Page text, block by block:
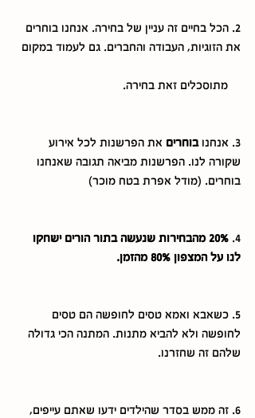
2. הכל בחיים זה עניין של בחירה. אנחנו בוחרים
את הזוגיות, העבודה והחברים. גם לעמוד במקום
3. אנחנו בוחרים את הפרשנות לכל אירוע
שקורה לנו. הפרשנות מביאה תגובה שאנחנו
בוחרים. (מודל אפרת בטח מוכר)
4.
20% מהבחירות שנעשה בתור הורים ישחקו
לנו על המצפון 80% מהזמן.
5. כשאבא ואמא טסים לחופשה הם טסים
לחופשה ולא להביא מתנות. המתנה הכי גדולה
שלהם זה שחזרנו.
6. זה ממש בסדר שהילדים ידעו שאתם עייפים,